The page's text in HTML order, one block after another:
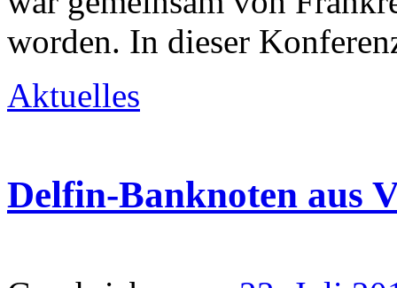
worden. In dieser
Aktuelles
Delfin-Banknoten aus